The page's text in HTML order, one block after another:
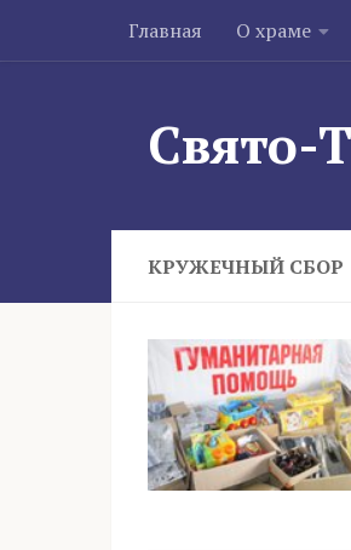
Skip to content
Главная О храме
Свято-
КРУЖЕЧНЫЙ СБОР